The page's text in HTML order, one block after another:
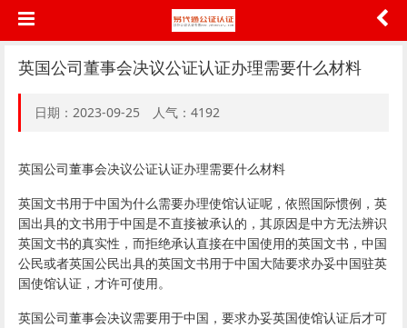
英国公司董事会决议公证认证办理需要什么材料
日期：2023-09-25 人气：4192
英国公司董事会决议公证认证办理需要什么材料
英国文书用于中国为什么需要办理使馆认证呢，依照国际惯例，英
国出具的文书用于中国是不直接被承认的，其原因是中方无法辨识
英国文书的真实性，而拒绝承认直接在中国使用的英国文书，中国
公民或者英国公民出具的英国文书用于中国大陆要求办妥中国驻英
国使馆认证，才许可使用。
英国公司董事会决议需要用于中国，要求办妥英国使馆认证后才可